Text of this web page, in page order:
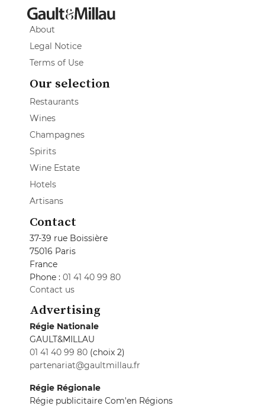
About
Legal Notice
Terms of Use
Our selection
Restaurants
Wines
Champagnes
Spirits
Wine Estate
Hotels
Artisans
Contact
37-39 rue Boissière
75016 Paris
France
Phone : 01 41 40 99 80
Contact us
Advertising
Régie Nationale
GAULT&MILLAU
01 41 40 99 80 (choix 2)
partenariat@gaultmillau.fr
Régie Régionale
Régie publicitaire Com'en Régions